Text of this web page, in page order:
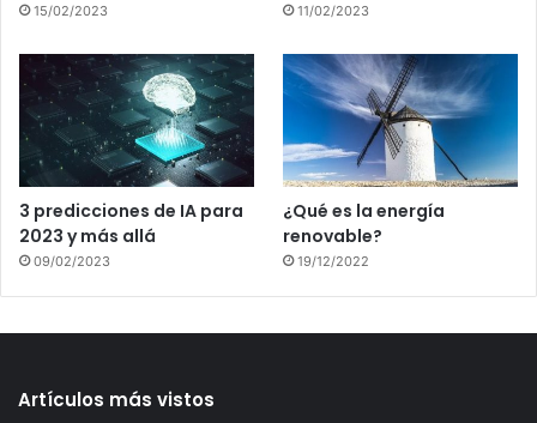
15/02/2023 11/02/2023
3 predicciones de IA para
2023 y más allá
09/02/2023
¿Qué es la energía
renovable?
19/12/2022
Artículos más vistos